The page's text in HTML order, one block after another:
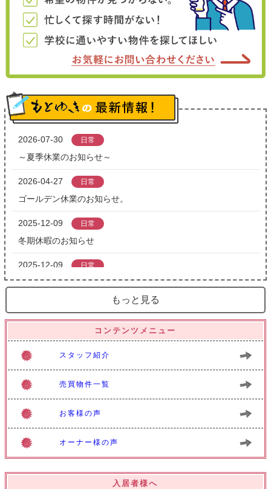
もっと見る
コンテンツメニュー
スタッフ紹介
売買物件一覧
お客様の声
オーナー様の声
入居者様へ